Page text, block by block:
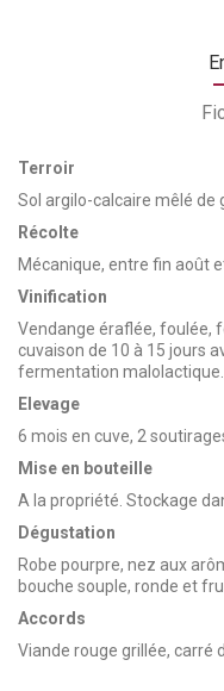
Terroir
Sol argilo-calcaire mêlé de
Récolte
Mécanique, entre fin août
Vinification
Vendange éraflée, foulée,
cuvaison de 10 à 15 jours
fermentation malolactique.
Elevage
6 mois en cuve, 2
Mise en bouteille
A la propriété. Stockage
Dégustation
Robe pourpre, nez aux
bouche souple, ronde et
Accords
Viande rouge grillée, carré